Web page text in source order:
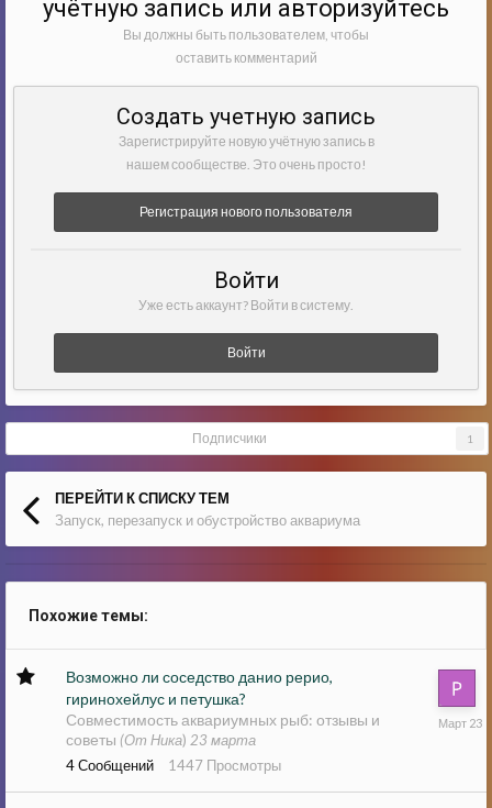
учётную запись или авторизуйтесь
Вы должны быть пользователем, чтобы
оставить комментарий
Создать учетную запись
Зарегистрируйте новую учётную запись в
нашем сообществе. Это очень просто!
Регистрация нового пользователя
Войти
Уже есть аккаунт? Войти в систему.
Войти
Подписчики 1
ПЕРЕЙТИ К СПИСКУ ТЕМ
Запуск, перезапуск и обустройство аквариума
Похожие темы:
Возможно ли соседство данио рерио,
гиринохейлус и петушка?
Совместимость аквариумных рыб: отзывы и
советы (От Ника) 23 марта
4Сообщений 1447 Просмотры
23